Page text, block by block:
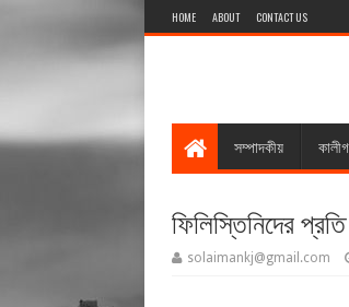
HOME ABOUT CONTACT US
সম্পাদকীয়
ফিলিস্তিনিদের
solaimankj@gmail.com